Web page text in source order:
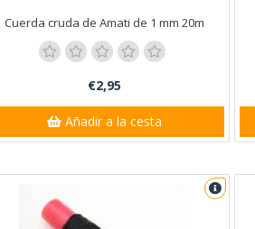
Cuerda cruda de Amati de 1 mm 20m
€2,95
Añadir a la cesta